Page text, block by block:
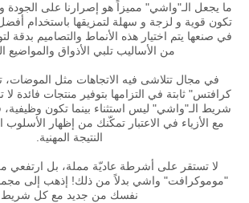
ما يجعل الـ"واشي" مميزاً هو إصرارنا على
تكون قوية و لزجة و سهلة لتمزيقها باستخدام
في صنعها يتم اختيار هذه الأنماط والتصاميم بدقة
من الأساليب تلبي الأذواق والمواضيع
في مجال تتلاشى فيه الاتجاهات مثل
كرافتس" ثابتة في التزامها بتوفير منتجات فائدة لا
شريط الـ"واشي" ليس استثناء بينما تكون وظيفية،
مع الأزياء في الاعتبار تمكّنك من إظهار
النتيجة المهنية.
لا تستقر على أشرطة عاديّة مملة، بل ارتفعي
"موموكرافت" واشي بدلاً من ذلك! إذهب إلى
نفسك من جديد مع كل شريط